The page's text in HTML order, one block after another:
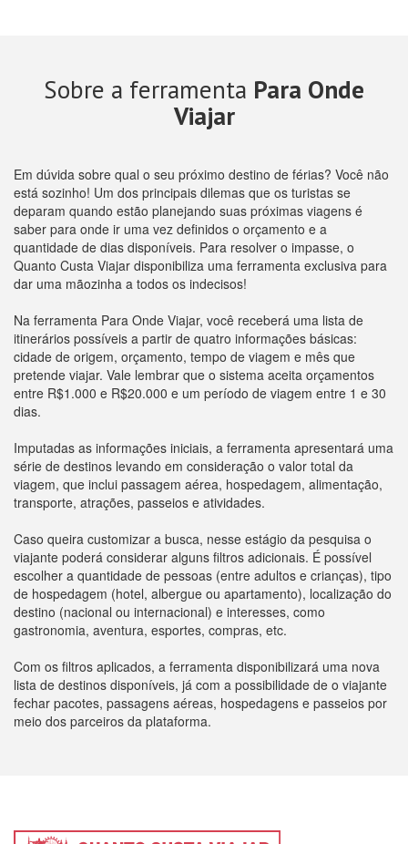
Sobre a ferramenta Para Onde
Viajar
Em dúvida sobre qual o seu próximo destino de férias? Você não
está sozinho! Um dos principais dilemas que os turistas se
deparam quando estão planejando suas próximas viagens é
saber para onde ir uma vez definidos o orçamento e a
quantidade de dias disponíveis. Para resolver o impasse, o
Quanto Custa Viajar disponibiliza uma ferramenta exclusiva para
dar uma mãozinha a todos os indecisos!
Na ferramenta Para Onde Viajar, você receberá uma lista de
itinerários possíveis a partir de quatro informações básicas:
cidade de origem, orçamento, tempo de viagem e mês que
pretende viajar. Vale lembrar que o sistema aceita orçamentos
entre R$1.000 e R$20.000 e um período de viagem entre 1 e 30
dias.
Imputadas as informações iniciais, a ferramenta apresentará uma
série de destinos levando em consideração o valor total da
viagem, que inclui passagem aérea, hospedagem, alimentação,
transporte, atrações, passeios e atividades.
Caso queira customizar a busca, nesse estágio da pesquisa o
viajante poderá considerar alguns filtros adicionais. É possível
escolher a quantidade de pessoas (entre adultos e crianças), tipo
de hospedagem (hotel, albergue ou apartamento), localização do
destino (nacional ou internacional) e interesses, como
gastronomia, aventura, esportes, compras, etc.
Com os filtros aplicados, a ferramenta disponibilizará uma nova
lista de destinos disponíveis, já com a possibilidade de o viajante
fechar pacotes, passagens aéreas, hospedagens e passeios por
meio dos parceiros da plataforma.